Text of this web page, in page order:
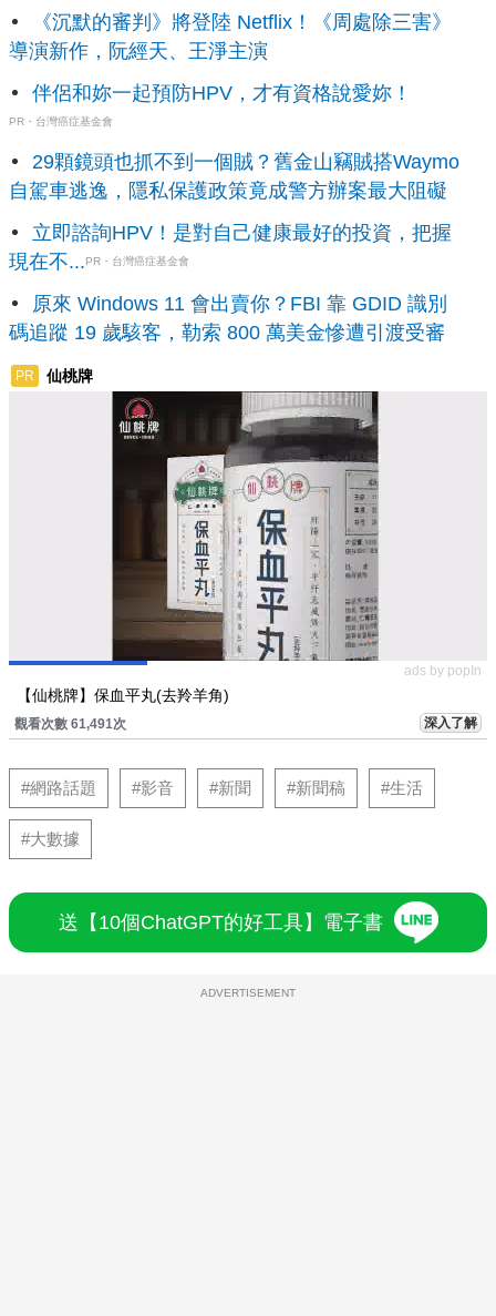
《沉默的審判》將登陸 Netflix！《周處除三害》
導演新作，阮經天、王淨主演
伴侶和妳一起預防HPV，才有資格說愛妳！
PR・台灣癌症基金會
29顆鏡頭也抓不到一個賊？舊金山竊賊搭Waymo
自駕車逃逸，隱私保護政策竟成警方辦案最大阻礙
立即諮詢HPV！是對自己健康最好的投資，把握
現在不...PR・台灣癌症基金會
原來 Windows 11 會出賣你？FBI 靠 GDID 識別
碼追蹤 19 歲駭客，勒索 800 萬美金慘遭引渡受審
PR 仙桃牌
ads by popIn
【仙桃牌】保血平丸(去羚羊角)
觀看次數 61,491次 深入了解
#網路話題 #影音 #新聞 #新聞稿 #生活
#大數據
送【10個ChatGPT的好工具】電子書
ADVERTISEMENT